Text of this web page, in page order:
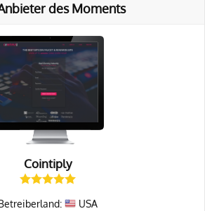
des Moments
Cointiply
USA